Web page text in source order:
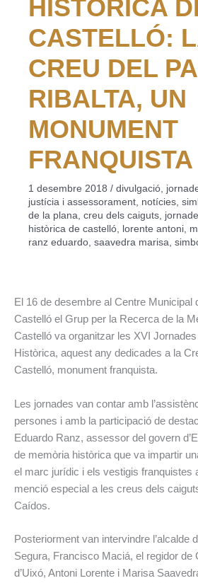
HISTÒRICA
CASTELLÓ:
CREU DEL
RIBALTA, UN
MONUMENT
FRANQUISTA
1 desembre 2018 / divulgació,
justícia i assessorament, notícies,
de la plana, creu dels caiguts,
històrica de castelló, lorente antoni,
ranz eduardo, saavedra marisa,
El 16 de desembre al Centre Municipal
Castelló el Grup per la Recerca de la
Castelló va organitzar les XVI
Històrica, aquest any dedicades a la
Castelló, monument franquista.
Les jornades van contar amb
persones i amb la participació de
Eduardo Ranz, assessor del govern
de memòria històrica que va impartir
el marc jurídic i els vestigis franquistes
menció especial a les creus dels
Caídos.
Posteriorment van intervindre l’alcalde
Segura, Francisco Maciá, el regidor de
d’Uixó, Antoni Lorente i Marisa